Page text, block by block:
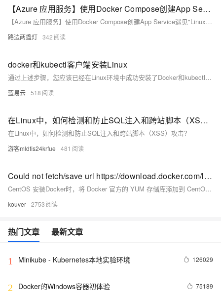
【Azure 应用服务】使用Docker Compose创建App Service遇见"Linux Version is too long. It cannot be more than 4000 characters"错误
【Azure 应用服务】使用Docker Compose创建App Service遇见"Linux Version is too long. It cannot be more than 4000 characters"错误
路边两盏灯 342
docker和kubectl客户端安装Linux
通过上述步骤，您应该已经在Linux环境中成功安装了Docker和kubectl客户端。安装完成后，您可以开始使用Docker来创建和管理容器，使用kubectl来管理Kubernetes集群。这些工具的安装和使用，对于现代云原生应用的开发和运维来说，是一个基础且关键的步骤。
蓝易云 518
在Linux中，如何检测和防止SQL注入和跨站脚本（XSS）攻击？
在Linux中，如何检测和防止SQL注入和跨站脚本（XSS）攻击？
游客mldfis24krfue 481
Could not fetch/save url https://download.docker.com/linux/centos/docker-ce.repo
CentOS 安装Docker时，将 Docker 官方的 YUM 存储库添加到 CentOS 系统中出现错误。
kouver 2753
热门文章 最新文章
1 Minikube - Kubernetes本地实验环境 126029
2 Docker的Windows容器初体验 75189